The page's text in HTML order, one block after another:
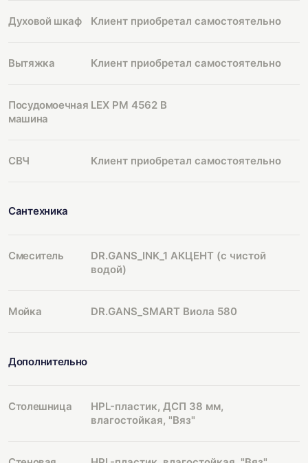
Духовой шкаф Клиент приобретал самостоятельно
Вытяжка Клиент приобретал самостоятельно
Посудомоечная
машина
LEX PM 4562 B
СВЧ Клиент приобретал самостоятельно
Сантехника
Смеситель
DR.GANS_INK_1 АКЦЕНТ (с чистой
водой)
Мойка DR.GANS_SMART Виола 580
Дополнительно
Столешница
HPL-пластик, ДСП 38 мм,
влагостойкая, "Вяз"